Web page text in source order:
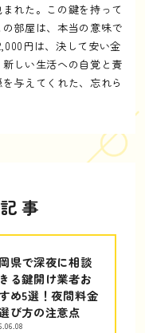
れた。この鍵を持って
部屋は、本当の意味で
円は、決して安い金
しい生活への自覚と責
与えてくれた、忘れら
事
県で深夜に相談
る鍵開け業者お
め5選！夜間料金
び方の注意点